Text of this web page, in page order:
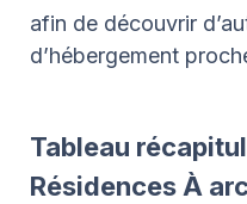
afin de découvrir
d’hébergement
Tableau
Résidences À